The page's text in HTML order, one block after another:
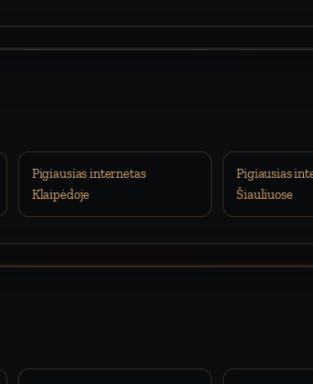
Pigiausias internetas
Klaipėdoje
Pigiausias
Šiauliuose